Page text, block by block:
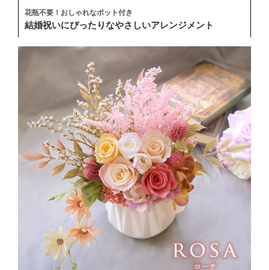
花瓶不要！おしゃれなポット付き
結婚祝いにぴったりなやさしいアレンジメント